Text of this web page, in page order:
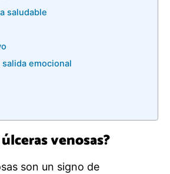
saludable
emocional
venosas?
son un signo de